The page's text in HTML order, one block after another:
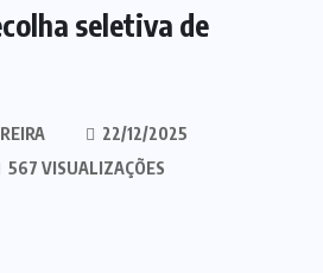
seletiva de
22/12/2025
567 VISUALIZAÇÕES